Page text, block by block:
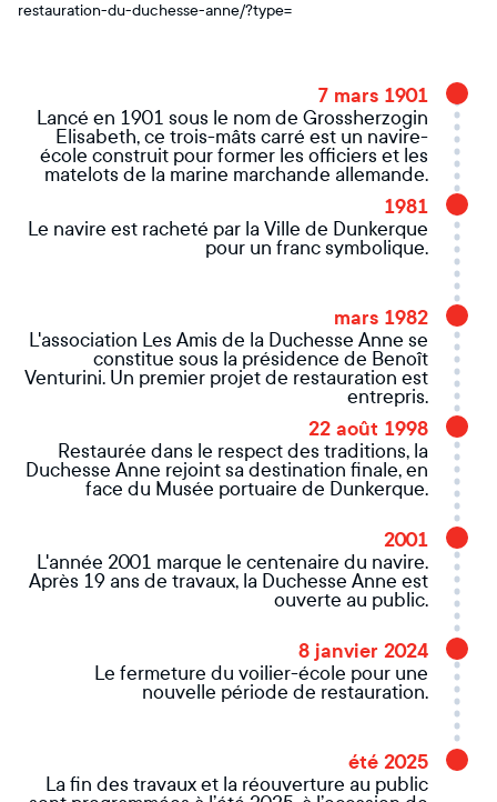
restauration-du-duchesse-anne/?type=
7 mars 1901
Lancé en 1901 sous le nom de Grossherzogin
Elisabeth, ce trois-mâts carré est un navire-
école construit pour former les officiers et les
matelots de la marine marchande allemande.
1981
Le navire est racheté par la Ville de Dunkerque
pour un franc symbolique.
mars 1982
L'association Les Amis de la Duchesse Anne se
constitue sous la présidence de Benoît
Venturini. Un premier projet de restauration est
entrepris.
22 août 1998
Restaurée dans le respect des traditions, la
Duchesse Anne rejoint sa destination finale, en
face du Musée portuaire de Dunkerque.
2001
L'année 2001 marque le centenaire du navire.
Après 19 ans de travaux, la Duchesse Anne est
ouverte au public.
8 janvier 2024
Le fermeture du voilier-école pour une
nouvelle période de restauration.
été 2025
La fin des travaux et la réouverture au public